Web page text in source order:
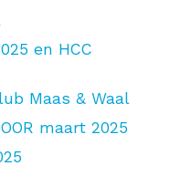
en HCC
Maas & Waal
maart 2025